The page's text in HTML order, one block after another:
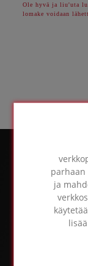
parhaan
ja
Ole hyvä ja liu'uta
lomake voidaan